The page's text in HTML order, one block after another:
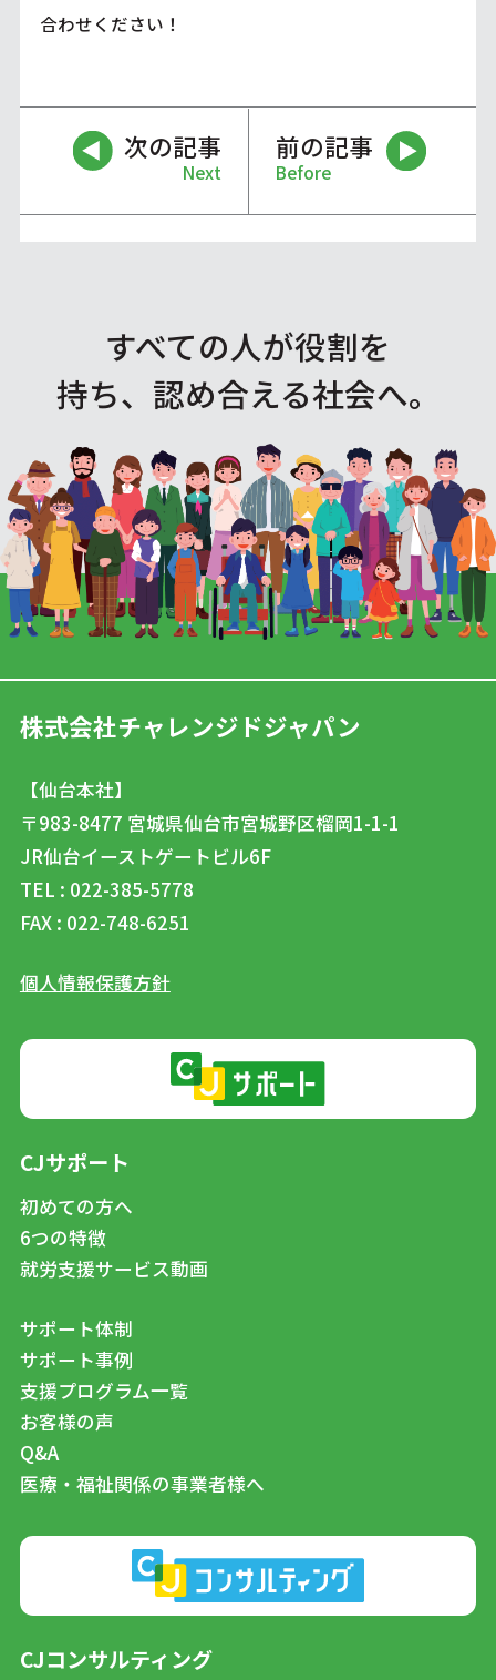
合わせください！
次の記事
Next
前の記事
Before
すべての人が役割を
持ち、認め合える社会へ。
株式会社チャレンジドジャパン
【仙台本社】
〒983-8477 宮城県仙台市宮城野区榴岡1-1-1
JR仙台イーストゲートビル6F
TEL : 022-385-5778
FAX : 022-748-6251
個人情報保護方針
CJサポート
初めての方へ
6つの特徴
就労支援サービス動画
サポート体制
サポート事例
支援プログラム一覧
お客様の声
Q&A
医療・福祉関係の事業者様へ
CJコンサルティング